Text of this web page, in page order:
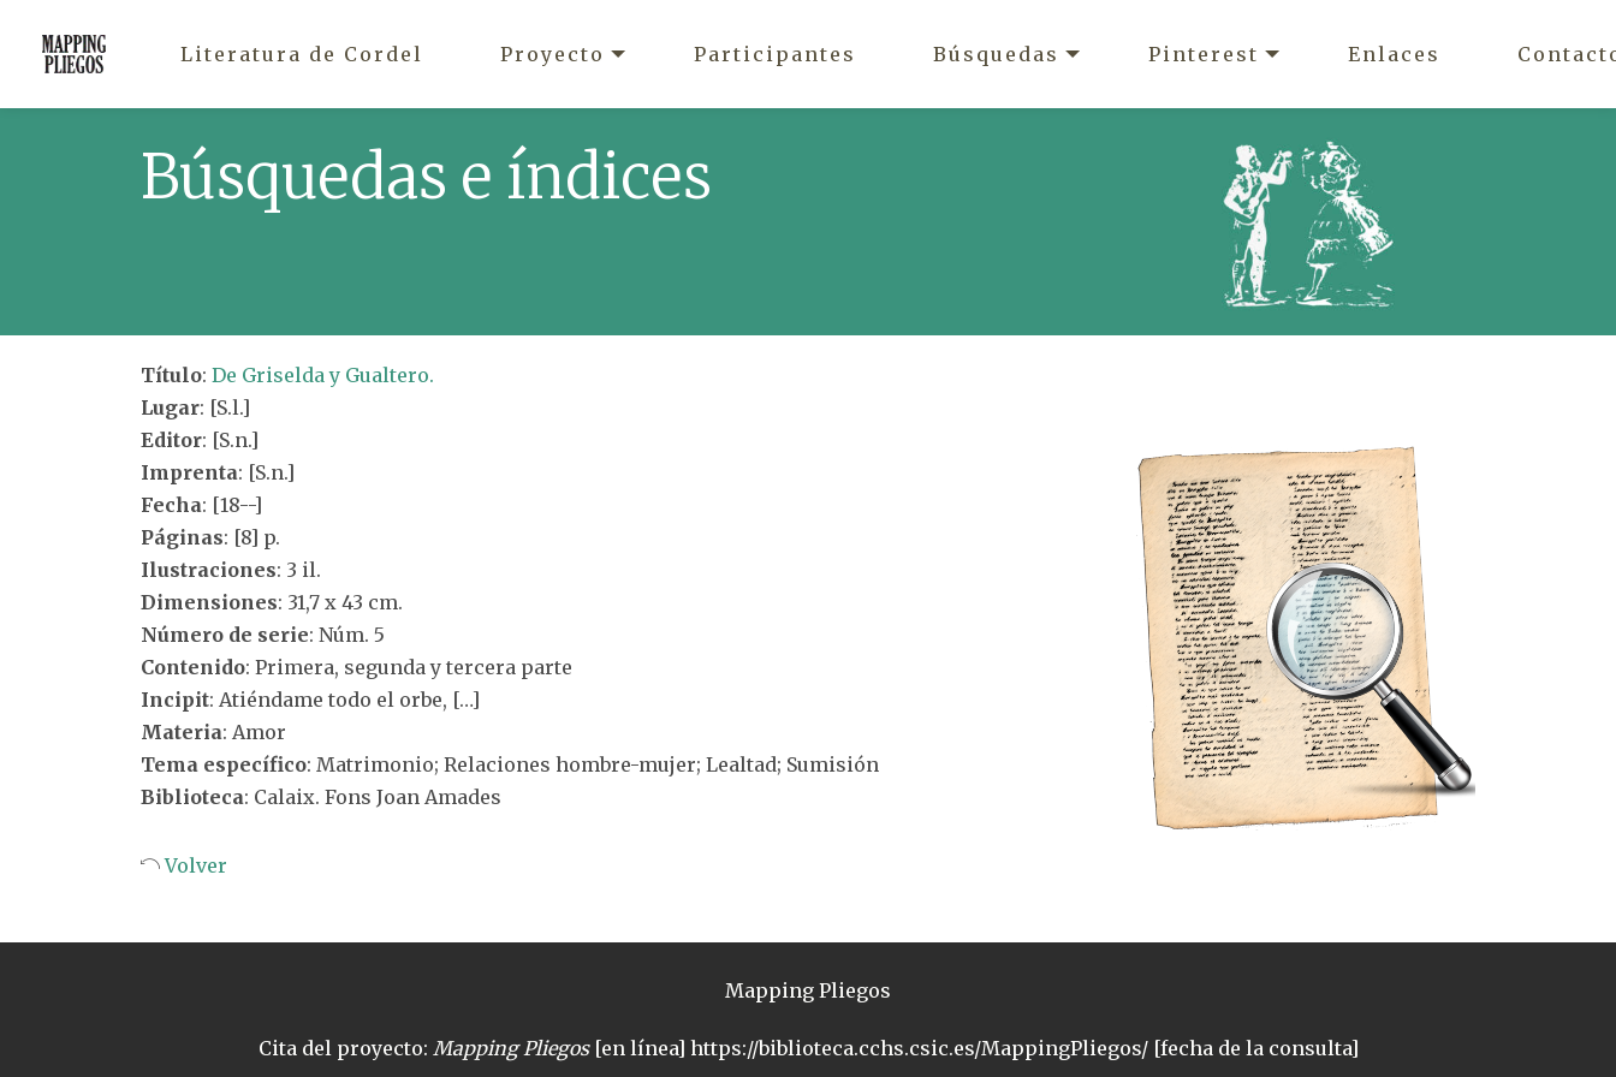
Literatura de Cordel Proyecto Participantes Búsquedas Pinterest Enlaces
Búsquedas e índices
Título: De Griselda y Gualtero.
Lugar: [S.l.]
Editor: [S.n.]
Imprenta: [S.n.]
Fecha: [18--]
Páginas: [8] p.
Ilustraciones: 3 il.
Dimensiones: 31,7 x 43 cm.
Número de serie: Núm. 5
Contenido: Primera, segunda y tercera parte
Incipit: Atiéndame todo el orbe, […]
Materia: Amor
Tema específico: Matrimonio; Relaciones hombre-mujer; Lealtad; Sumisión
Biblioteca: Calaix. Fons Joan Amades
Volver
Mapping Pliegos
Cita del proyecto: Mapping Pliegos[en línea] https://biblioteca.cchs.csic.es/MappingPliegos/ [fecha de la consulta]